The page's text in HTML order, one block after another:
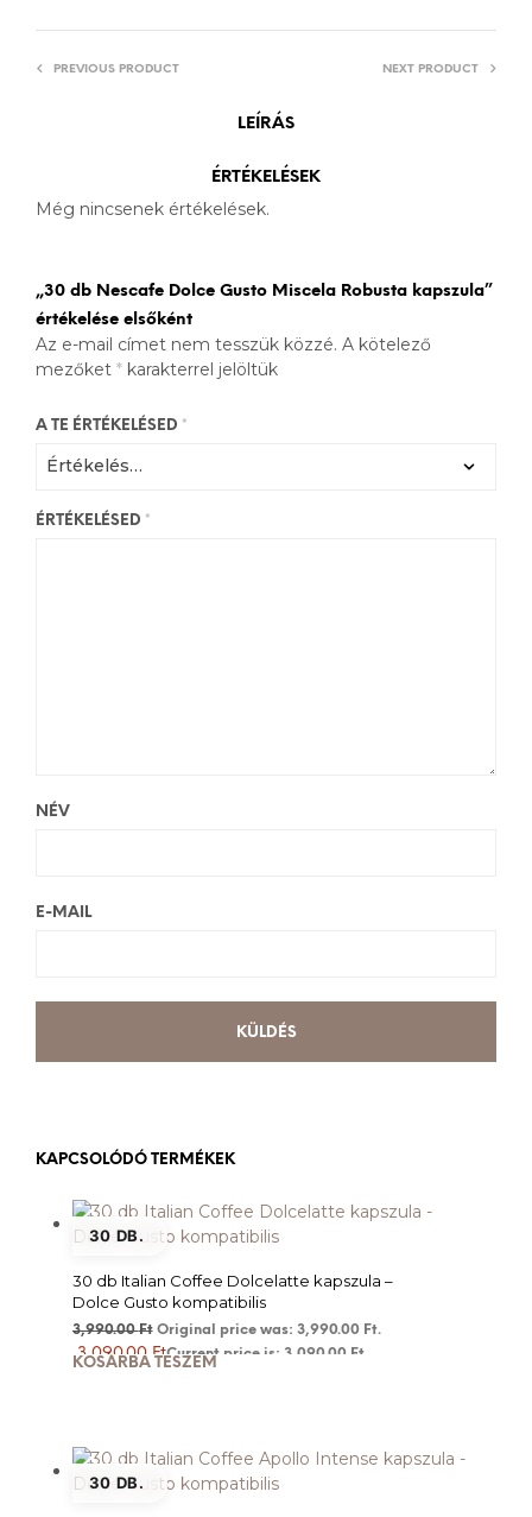
PREVIOUS PRODUCT NEXT PRODUCT
LEÍRÁS
ÉRTÉKELÉSEK
Még nincsenek értékelések.
„30 db Nescafe Dolce Gusto Miscela Robusta kapszula”
értékelése elsőként
Az e-mail címet nem tesszük közzé. A kötelező
mezőket * karakterrel jelöltük
A TE ÉRTÉKELÉSED *
ÉRTÉKELÉSED *
NÉV
E-MAIL
KAPCSOLÓDÓ TERMÉKEK
30 DB.
30 db Italian Coffee Dolcelatte kapszula –
Dolce Gusto kompatibilis
3,990.00Ft Original price was: 3,990.00 Ft.
3,090.00 FtCurrent price is: 3,090.00 Ft.
KOSÁRBA TESZEM
30 DB.